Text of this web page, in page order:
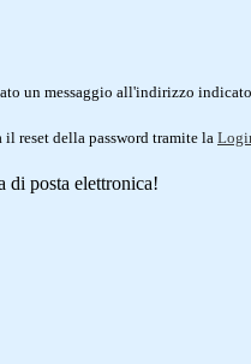
un messaggio all'indirizzo
reset della password tramite la
di posta elettronica!